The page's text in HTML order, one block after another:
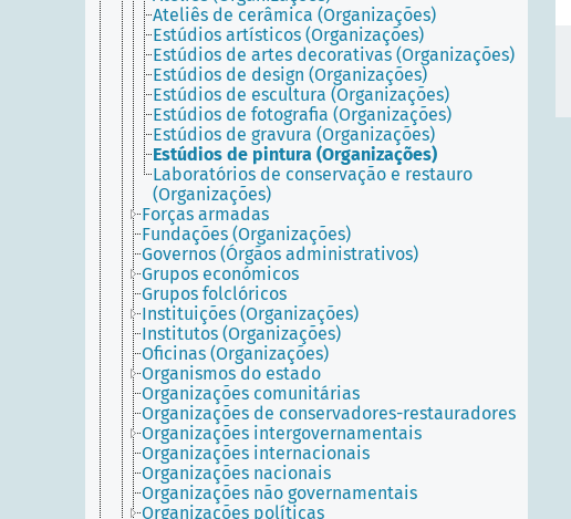
Ateliês de cerâmica (Organizações)
Estúdios artísticos (Organizações)
Estúdios de artes decorativas (Organizações)
Estúdios de design (Organizações)
Estúdios de escultura (Organizações)
Estúdios de fotografia (Organizações)
Estúdios de gravura (Organizações)
Estúdios de pintura (Organizações)
Laboratórios de conservação e restauro
(Organizações)
Forças armadas
Fundações (Organizações)
Governos (Órgãos administrativos)
Grupos económicos
Grupos folclóricos
Instituições (Organizações)
Institutos (Organizações)
Oficinas (Organizações)
Organismos do estado
Organizações comunitárias
Organizações de conservadores-restauradores
Organizações intergovernamentais
Organizações internacionais
Organizações nacionais
Organizações não governamentais
Organizações políticas